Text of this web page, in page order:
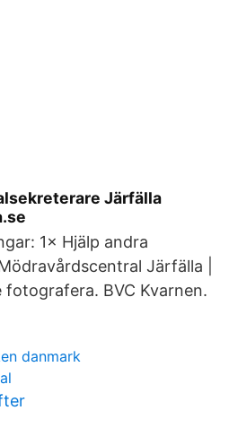
Järfälla
1× Hjälp andra
Järfälla |
fotografera. BVC Kvarnen.
danmark